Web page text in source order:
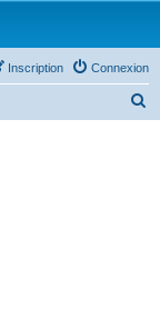
Connexion
Inscription